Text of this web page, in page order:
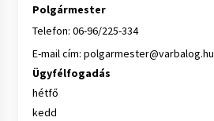
Polgármester
Telefon: 06-96/225-334
E-mail cím: polgarmester@varbalog.hu
Ügyfélfogadás
hétfő
kedd